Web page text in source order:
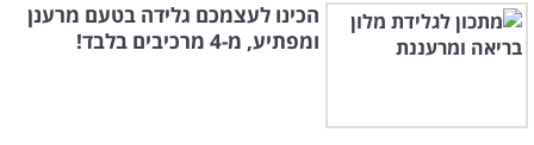
הכינו לעצמכם גלידה בטעם מרענן
ומפתיע, מ-4 מרכיבים בלבד!